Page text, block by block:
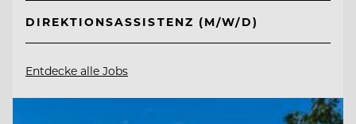
DIREKTIONSASSISTENZ (M/W/D)
Entdecke alle Jobs